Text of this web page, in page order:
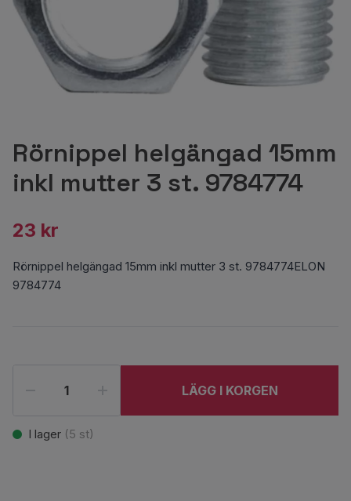
Rörnippel helgängad 15mm
inkl mutter 3 st. 9784774
23 kr
Rörnippel helgängad 15mm inkl mutter 3 st. 9784774ELON
9784774
LÄGG I KORGEN
I lager (5 st)